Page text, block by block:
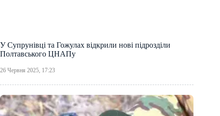
У Супрунівці та Гожулах відкрили нові підрозділи
Полтавського ЦНАПу
26 Червня 2025, 17:23